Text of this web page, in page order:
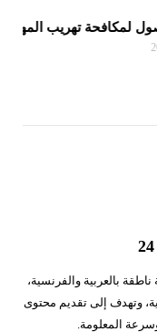
تهريب المهاجرين
بالعربية والفرنسية،
وتهدف إلى تقديم محتوى
المعلومة.